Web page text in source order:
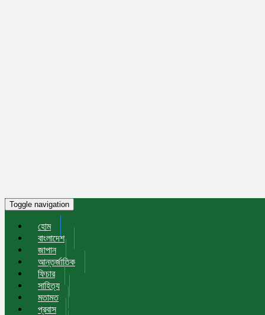
Toggle navigation
হোম
বাংলাদেশ
জাপান
আন্তর্জাতিক
ফিচার
সাহিত্য
মতামত
প্রবাস